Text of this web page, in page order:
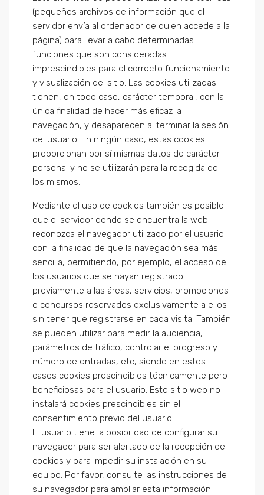
(pequeños archivos de información que el
servidor envía al ordenador de quien accede a la
página) para llevar a cabo determinadas
funciones que son consideradas
imprescindibles para el correcto funcionamiento
y visualización del sitio. Las cookies utilizadas
tienen, en todo caso, carácter temporal, con la
única finalidad de hacer más eficaz la
navegación, y desaparecen al terminar la sesión
del usuario. En ningún caso, estas cookies
proporcionan por sí mismas datos de carácter
personal y no se utilizarán para la recogida de
los mismos.
Mediante el uso de cookies también es posible
que el servidor donde se encuentra la web
reconozca el navegador utilizado por el usuario
con la finalidad de que la navegación sea más
sencilla, permitiendo, por ejemplo, el acceso de
los usuarios que se hayan registrado
previamente a las áreas, servicios, promociones
o concursos reservados exclusivamente a ellos
sin tener que registrarse en cada visita. También
se pueden utilizar para medir la audiencia,
parámetros de tráfico, controlar el progreso y
número de entradas, etc, siendo en estos
casos cookies prescindibles técnicamente pero
beneficiosas para el usuario. Este sitio web no
instalará cookies prescindibles sin el
consentimiento previo del usuario.
El usuario tiene la posibilidad de configurar su
navegador para ser alertado de la recepción de
cookies y para impedir su instalación en su
equipo. Por favor, consulte las instrucciones de
su navegador para ampliar esta información.